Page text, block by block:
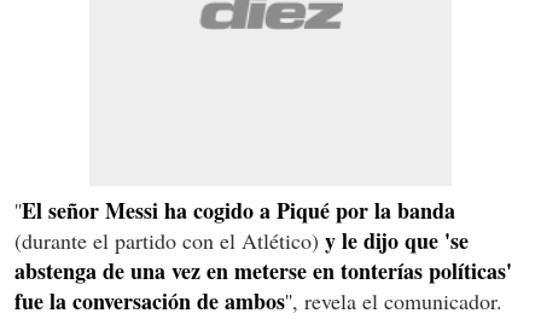
''El señor Messi ha cogido a Piqué por la banda
(durante el partido con el Atlético) y le dijo que 'se
abstenga de una vez en meterse en tonterías políticas'
fue la conversación de ambos'', revela el comunicador.